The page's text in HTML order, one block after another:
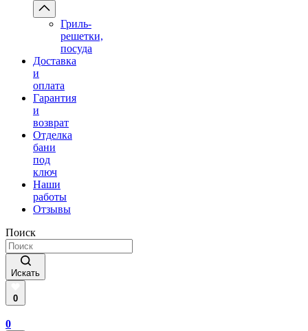
Гриль-
решетки,
посуда
Доставка
и
оплата
Гарантия
и
возврат
Отделка
бани
под
ключ
Наши
работы
Отзывы
Поиск
Искать
0
0